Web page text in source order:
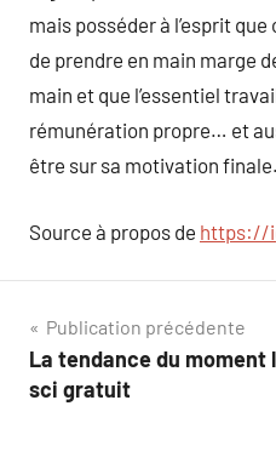
mais posséder à l’esprit
de prendre en main marge
main et que l’essentiel
rémunération propre… et
être sur sa motivation
Source à propos de https://
Navigation
de
Publication précédente
La tendance du
sci gratuit